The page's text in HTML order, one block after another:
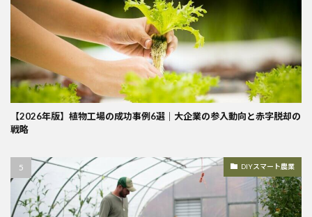
【2026年版】植物工場の成功事例6選｜大企業の参入動向と赤字脱却の
戦略
DIYスマート農業